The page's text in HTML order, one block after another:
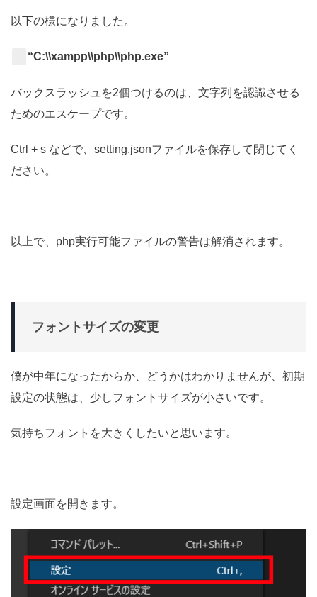
以下の様になりました。
“C:\\xampp\\php\\php.exe”
バックスラッシュを2個つけるのは、文字列を認識させる
ためのエスケープです。
Ctrl + s などで、setting.jsonファイルを保存して閉じてく
ださい。
以上で、php実行可能ファイルの警告は解消されます。
フォントサイズの変更
僕が中年になったからか、どうかはわかりませんが、初期
設定の状態は、少しフォントサイズが小さいです。
気持ちフォントを大きくしたいと思います。
設定画面を開きます。